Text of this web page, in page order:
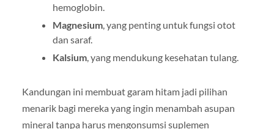
hemoglobin.
Magnesium, yang penting untuk fungsi otot
dan saraf.
Kalsium, yang mendukung kesehatan tulang.
Kandungan ini membuat garam hitam jadi pilihan
menarik bagi mereka yang ingin menambah asupan
mineral tanpa harus mengonsumsi suplemen